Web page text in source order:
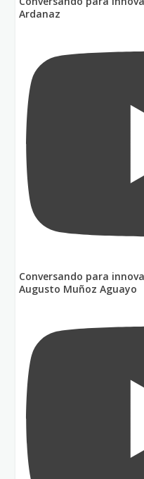
Ardanaz
Conversando para
Augusto Muñoz Aguayo